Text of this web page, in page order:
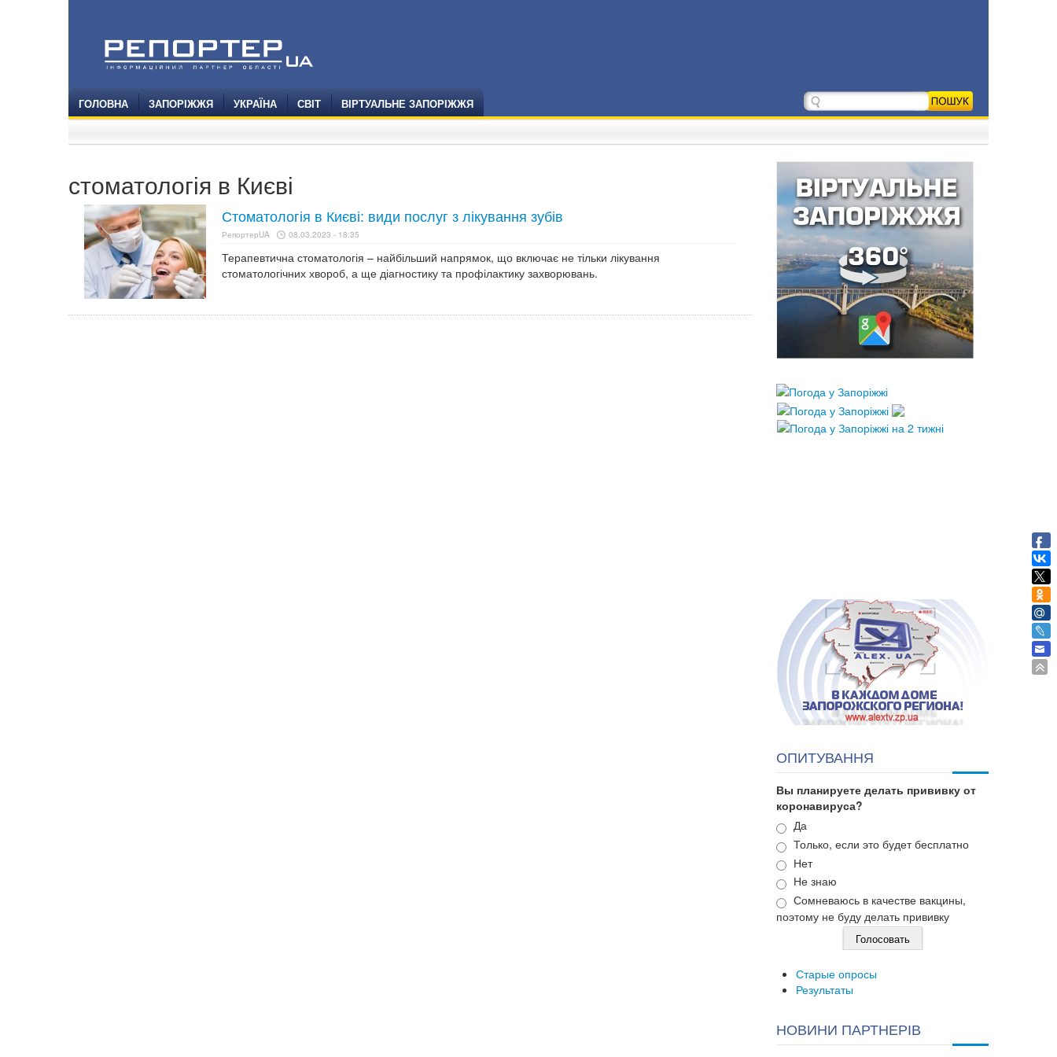
ГОЛОВНА ЗАПОРІЖЖЯ УКРАЇНА СВІТ ВІРТУАЛЬНЕ ЗАПОРІЖЖЯ
стоматологія в Києві
Стоматологія в Києві: види послуг з лікування зубів
РепортерUA 08.03.2023 - 18:35
Терапевтична стоматологія – найбільший напрямок, що включає не тільки лікування
стоматологічних хвороб, а ще діагностику та профілактику захворювань.
ОПИТУВАННЯ
Вы планируете делать прививку от
коронавируса?
Варианты
Да
Только, если это будет бесплатно
Нет
Не знаю
Сомневаюсь в качестве вакцины,
поэтому не буду делать прививку
Старые опросы
Результаты
НОВИНИ ПАРТНЕРІВ